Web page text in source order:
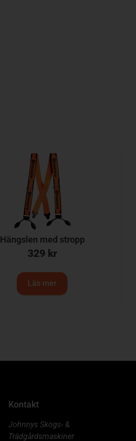
Hängslen med stropp
329 kr
Läs mer
Kontakt
Johnnys Skogs- &
Trädgårdsmaskiner